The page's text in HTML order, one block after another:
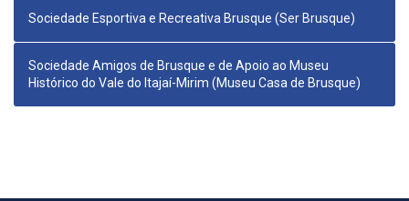
Sociedade Esportiva e Recreativa Brusque (Ser Brusque)
Sociedade Amigos de Brusque e de Apoio ao Museu
Histórico do Vale do Itajaí-Mirim (Museu Casa de Brusque)